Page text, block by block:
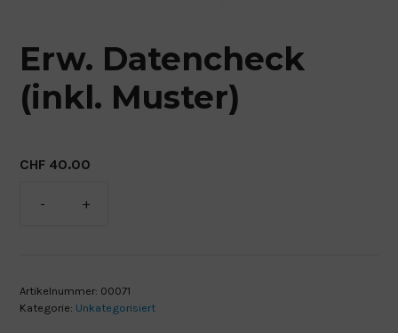
Erw. Datencheck
(inkl. Muster)
CHF 40.00
Menge
Artikelnummer: 00071
Kategorie: Unkategorisiert